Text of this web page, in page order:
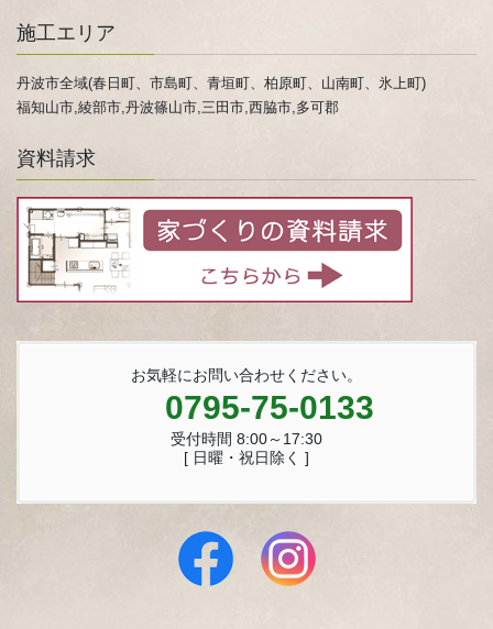
施工エリア
丹波市全域(春日町、市島町、青垣町、柏原町、山南町、氷上町)
福知山市,綾部市,丹波篠山市,三田市,西脇市,多可郡
資料請求
お気軽にお問い合わせください。
0795-75-0133
受付時間 8:00～17:30
[ 日曜・祝日除く ]